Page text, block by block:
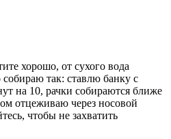
хорошо, от сухого вода
так: ставлю банку с
на 10, рачки собираются ближе
отцеживаю через носовой
чтобы не захватить